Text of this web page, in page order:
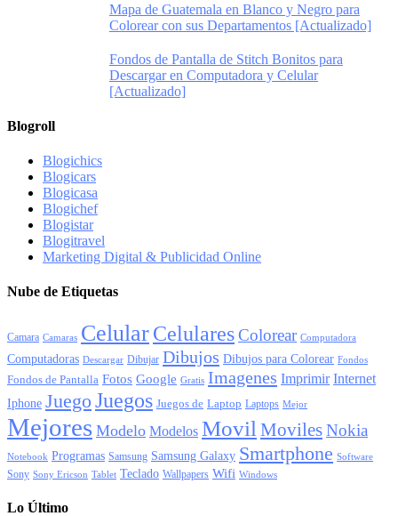
Mapa de Guatemala en Blanco y Negro para
Colorear con sus Departamentos [Actualizado]
Fondos de Pantalla de Stitch Bonitos para
Descargar en Computadora y Celular
[Actualizado]
Blogroll
Blogichics
Blogicars
Blogicasa
Blogichef
Blogistar
Blogitravel
Marketing Digital & Publicidad Online
Nube de Etiquetas
Camara Camaras CelularCelularesColorear Computadora
Computadoras Descargar Dibujar Dibujos Dibujos para Colorear Fondos
Fondos de Pantalla Fotos Google Gratis Imagenes Imprimir Internet
Iphone Juego Juegos Juegos de Laptop Laptops Mejor
Mejores Modelo Modelos Movil MovilesNokia
Notebook Programas Samsung Samsung Galaxy Smartphone Software
Sony Sony Ericson Tablet Teclado Wallpapers Wifi Windows
Lo Último